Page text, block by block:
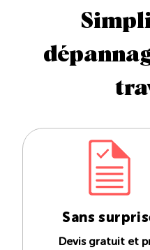
Sans
Devis gratuit et